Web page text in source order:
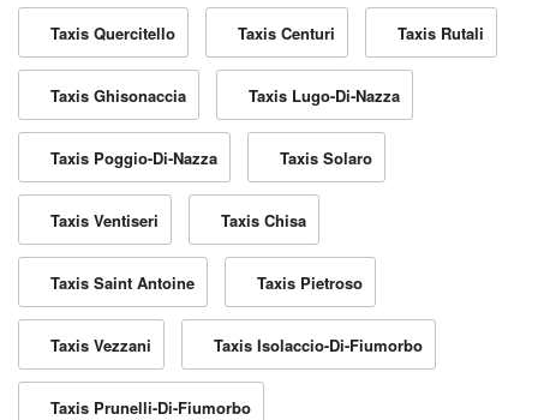
Taxis Quercitello Taxis Centuri Taxis Rutali
Taxis Ghisonaccia Taxis Lugo-Di-Nazza
Taxis Poggio-Di-Nazza Taxis Solaro
Taxis Ventiseri Taxis Chisa
Taxis Saint Antoine Taxis Pietroso
Taxis Vezzani Taxis Isolaccio-Di-Fiumorbo
Taxis Prunelli-Di-Fiumorbo